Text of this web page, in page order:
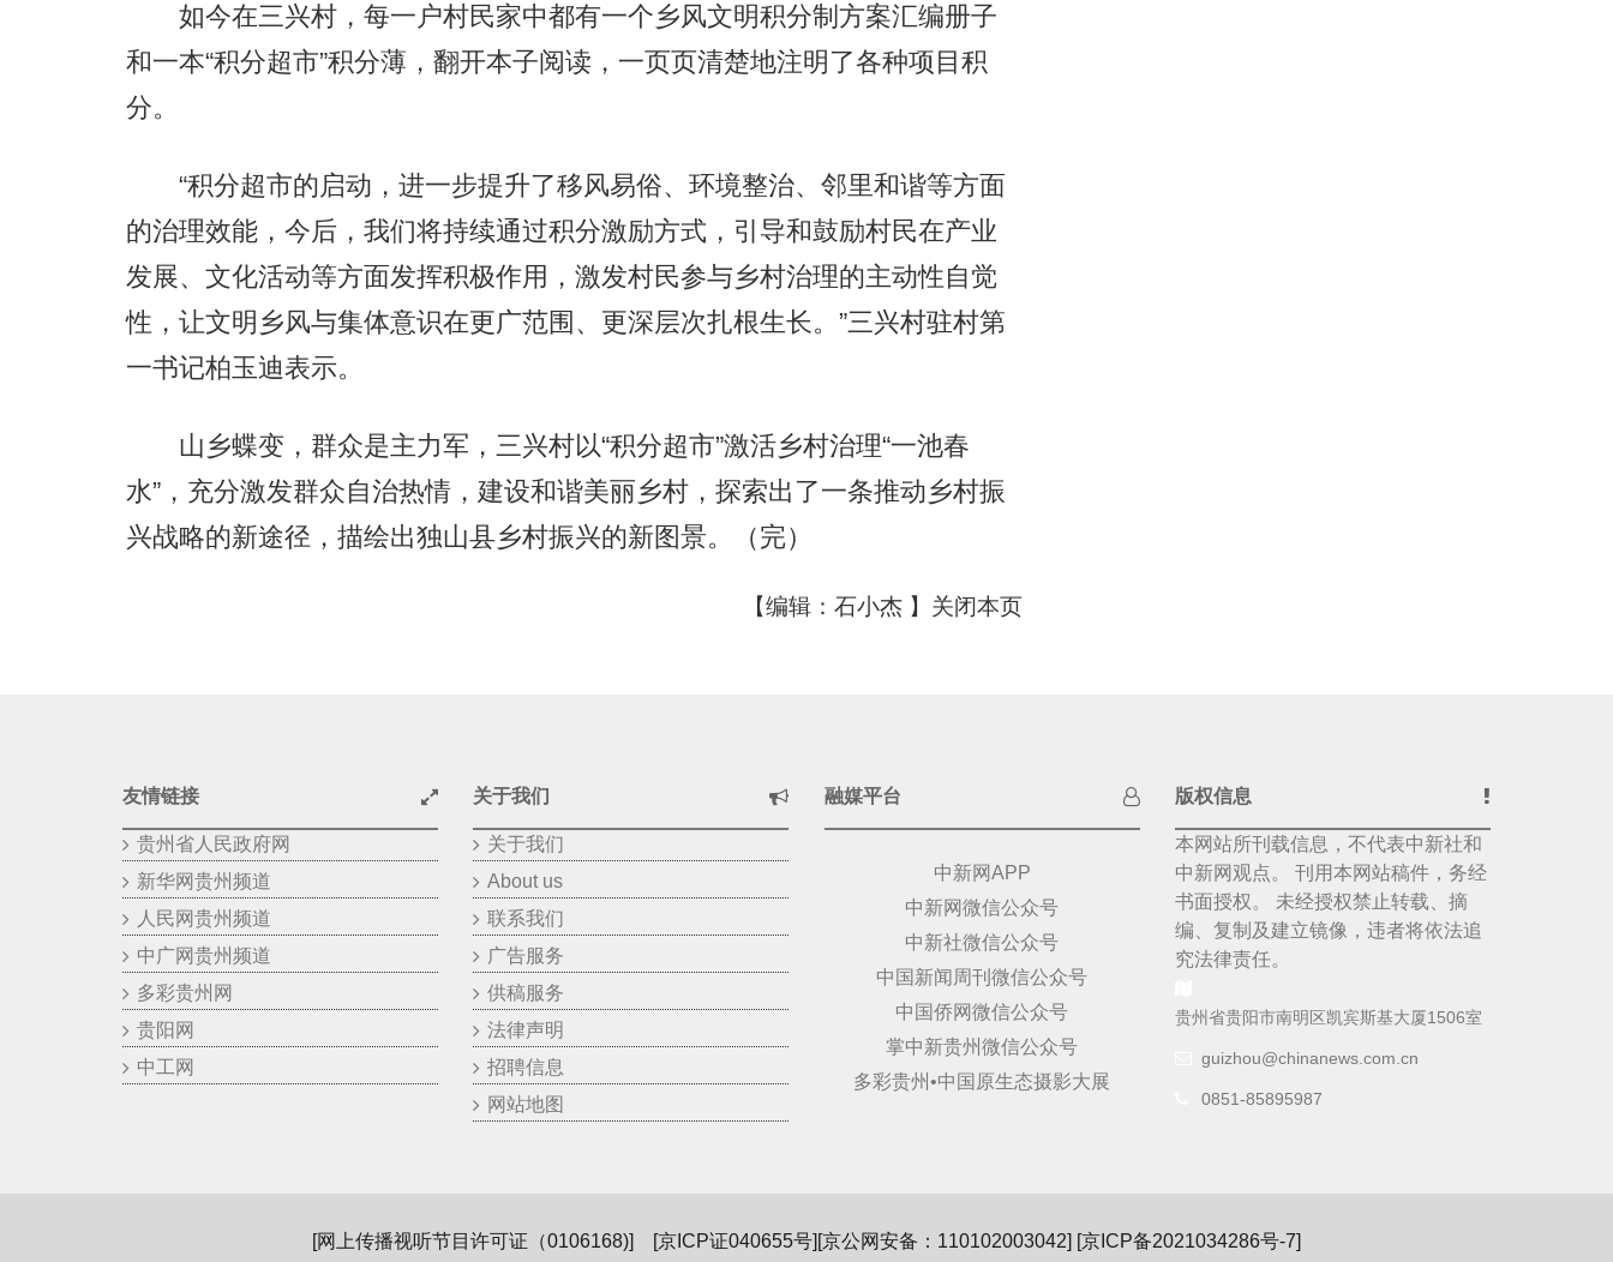
如今在三兴村，每一户村民家中都有一个乡风文明积分制方案汇编册子
和一本“积分超市”积分薄，翻开本子阅读，一页页清楚地注明了各种项目积
分。
“积分超市的启动，进一步提升了移风易俗、环境整治、邻里和谐等方面
的治理效能，今后，我们将持续通过积分激励方式，引导和鼓励村民在产业
发展、文化活动等方面发挥积极作用，激发村民参与乡村治理的主动性自觉
性，让文明乡风与集体意识在更广范围、更深层次扎根生长。”三兴村驻村第
一书记柏玉迪表示。
山乡蝶变，群众是主力军，三兴村以“积分超市”激活乡村治理“一池春
水”，充分激发群众自治热情，建设和谐美丽乡村，探索出了一条推动乡村振
兴战略的新途径，描绘出独山县乡村振兴的新图景。（完）
【编辑：石小杰 】 关闭本页
友情链接
贵州省人民政府网
新华网贵州频道
人民网贵州频道
中广网贵州频道
多彩贵州网
贵阳网
中工网
关于我们
关于我们
About us
联系我们
广告服务
供稿服务
法律声明
招聘信息
网站地图
融媒平台
中新网APP
中新网微信公众号
中新社微信公众号
中国新闻周刊微信公众号
中国侨网微信公众号
掌中新贵州微信公众号
多彩贵州•中国原生态摄影大展
版权信息
本网站所刊载信息，不代表中新社和
中新网观点。 刊用本网站稿件，务经
书面授权。 未经授权禁止转载、摘
编、复制及建立镜像，违者将依法追
究法律责任。
贵州省贵阳市南明区凯宾斯基大厦1506室
guizhou@chinanews.com.cn
0851-85895987
[网上传播视听节目许可证（0106168)] [京ICP证040655号][京公网安备：110102003042] [京ICP备2021034286号-7]